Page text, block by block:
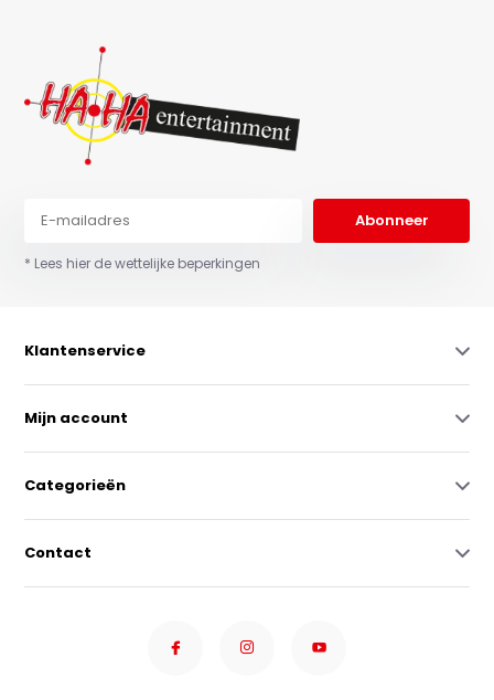
Abonneer
* Lees hier de wettelijke beperkingen
Klantenservice
Mijn account
Categorieën
Contact